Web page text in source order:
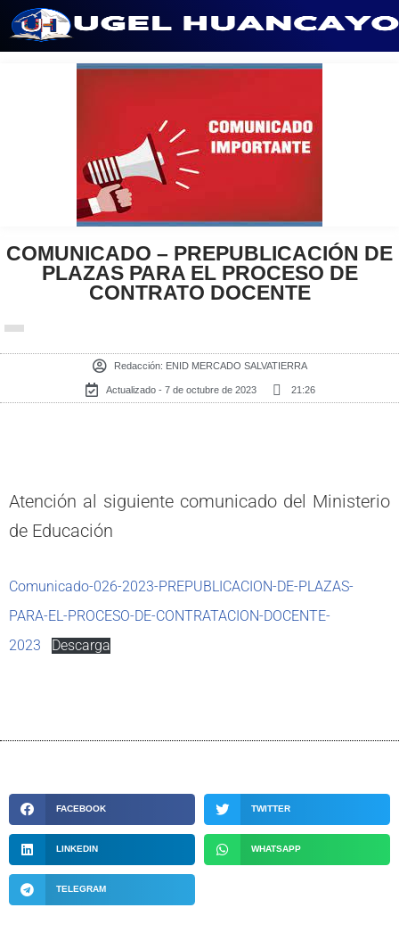
COMUNICADO – PREPUBLICACIÓN DE
PLAZAS PARA EL PROCESO DE
CONTRATO DOCENTE
Redacción: ENID MERCADO SALVATIERRA
Actualizado - 7 de octubre de 2023 21:26
Atención al siguiente comunicado del Ministerio
de Educación
Comunicado-026-2023-PREPUBLICACION-DE-PLAZAS-
PARA-EL-PROCESO-DE-CONTRATACION-DOCENTE-
2023
Descarga
FACEBOOK TWITTER
LINKEDIN WHATSAPP
TELEGRAM